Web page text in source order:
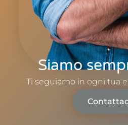
Siamo
Ti seguiamo in ogni tua